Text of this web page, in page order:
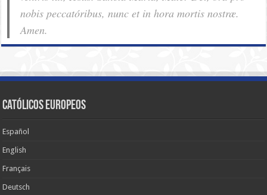
nobis pec­ca­tóribus, nunc et in hora mortis nostræ.
Amen.
Católicos Europeos
Español
English
Français
Deutsch